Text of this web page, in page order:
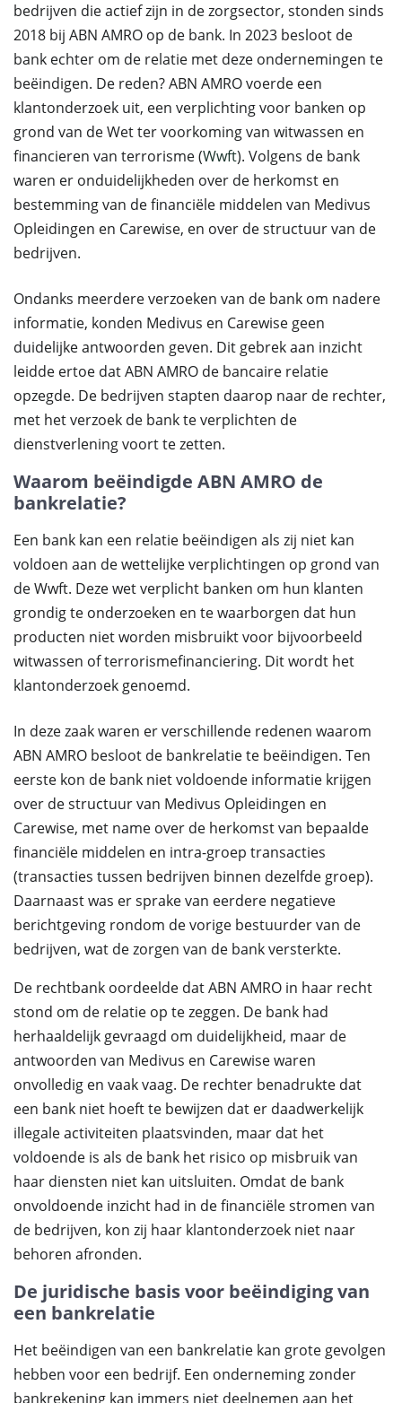
bedrijven die actief zijn in de zorgsector, stonden sinds
2018 bij ABN AMRO op de bank. In 2023 besloot de
bank echter om de relatie met deze ondernemingen te
beëindigen. De reden? ABN AMRO voerde een
klantonderzoek uit, een verplichting voor banken op
grond van de Wet ter voorkoming van witwassen en
financieren van terrorisme (Wwft). Volgens de bank
waren er onduidelijkheden over de herkomst en
bestemming van de financiële middelen van Medivus
Opleidingen en Carewise, en over de structuur van de
bedrijven.
Ondanks meerdere verzoeken van de bank om nadere
informatie, konden Medivus en Carewise geen
duidelijke antwoorden geven. Dit gebrek aan inzicht
leidde ertoe dat ABN AMRO de bancaire relatie
opzegde. De bedrijven stapten daarop naar de rechter,
met het verzoek de bank te verplichten de
dienstverlening voort te zetten.
Waarom beëindigde ABN AMRO de
bankrelatie?
Een bank kan een relatie beëindigen als zij niet kan
voldoen aan de wettelijke verplichtingen op grond van
de Wwft. Deze wet verplicht banken om hun klanten
grondig te onderzoeken en te waarborgen dat hun
producten niet worden misbruikt voor bijvoorbeeld
witwassen of terrorismefinanciering. Dit wordt het
klantonderzoek genoemd.
In deze zaak waren er verschillende redenen waarom
ABN AMRO besloot de bankrelatie te beëindigen. Ten
eerste kon de bank niet voldoende informatie krijgen
over de structuur van Medivus Opleidingen en
Carewise, met name over de herkomst van bepaalde
financiële middelen en intra-groep transacties
(transacties tussen bedrijven binnen dezelfde groep).
Daarnaast was er sprake van eerdere negatieve
berichtgeving rondom de vorige bestuurder van de
bedrijven, wat de zorgen van de bank versterkte.
De rechtbank oordeelde dat ABN AMRO in haar recht
stond om de relatie op te zeggen. De bank had
herhaaldelijk gevraagd om duidelijkheid, maar de
antwoorden van Medivus en Carewise waren
onvolledig en vaak vaag. De rechter benadrukte dat
een bank niet hoeft te bewijzen dat er daadwerkelijk
illegale activiteiten plaatsvinden, maar dat het
voldoende is als de bank het risico op misbruik van
haar diensten niet kan uitsluiten. Omdat de bank
onvoldoende inzicht had in de financiële stromen van
de bedrijven, kon zij haar klantonderzoek niet naar
behoren afronden.
De juridische basis voor beëindiging van
een bankrelatie
Het beëindigen van een bankrelatie kan grote gevolgen
hebben voor een bedrijf. Een onderneming zonder
bankrekening kan immers niet deelnemen aan het